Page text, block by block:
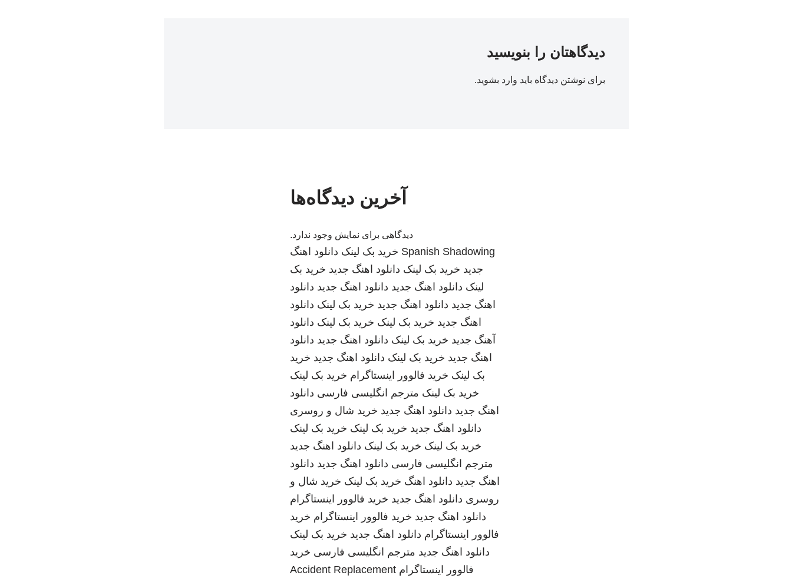
دیدگاهتان را بنویسید
برای نوشتن دیدگاه باید وارد بشوید.
آخرین دیدگاه‌ها
دیدگاهی برای نمایش وجود ندارد.
Spanish Shadowing خرید بک لینک دانلود اهنگ
جدید خرید بک لینک دانلود اهنگ جدید خرید بک
لینک دانلود اهنگ جدید دانلود اهنگ جدید دانلود
اهنگ جدید دانلود اهنگ جدید خرید بک لینک دانلود
اهنگ جدید خرید بک لینک خرید بک لینک دانلود
آهنگ جدید خرید بک لینک دانلود اهنگ جدید دانلود
اهنگ جدید خرید بک لینک دانلود اهنگ جدید خرید
بک لینک خرید فالوور اینستاگرام خرید بک لینک
خرید بک لینک مترجم انگلیسی فارسی دانلود
اهنگ جدید دانلود اهنگ جدید خرید شال و روسری
دانلود اهنگ جدید خرید بک لینک خرید بک لینک
خرید بک لینک خرید بک لینک دانلود اهنگ جدید
مترجم انگلیسی فارسی دانلود اهنگ جدید دانلود
اهنگ جدید دانلود اهنگ خرید بک لینک خرید شال و
روسری دانلود اهنگ جدید خرید فالوور اینستاگرام
دانلود اهنگ جدید خرید فالوور اینستاگرام خرید
فالوور اینستاگرام دانلود اهنگ جدید خرید بک لینک
دانلود اهنگ جدید مترجم انگلیسی فارسی خرید
فالوور اینستاگرام Accident Replacement